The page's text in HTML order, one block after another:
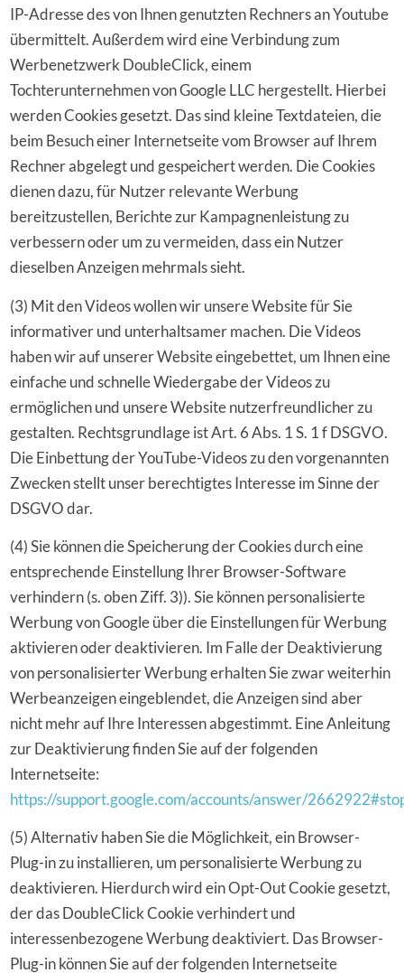
IP-Adresse des von Ihnen genutzten Rechners an Youtube
übermittelt. Außerdem wird eine Verbindung zum
Werbenetzwerk DoubleClick, einem
Tochterunternehmen von Google LLC hergestellt. Hierbei
werden Cookies gesetzt. Das sind kleine Textdateien, die
beim Besuch einer Internetseite vom Browser auf Ihrem
Rechner abgelegt und gespeichert werden. Die Cookies
dienen dazu, für Nutzer relevante Werbung
bereitzustellen, Berichte zur Kampagnenleistung zu
verbessern oder um zu vermeiden, dass ein Nutzer
dieselben Anzeigen mehrmals sieht.
(3) Mit den Videos wollen wir unsere Website für Sie
informativer und unterhaltsamer machen. Die Videos
haben wir auf unserer Website eingebettet, um Ihnen eine
einfache und schnelle Wiedergabe der Videos zu
ermöglichen und unsere Website nutzerfreundlicher zu
gestalten. Rechtsgrundlage ist Art. 6 Abs. 1 S. 1 f DSGVO.
Die Einbettung der YouTube-Videos zu den vorgenannten
Zwecken stellt unser berechtigtes Interesse im Sinne der
DSGVO dar.
(4) Sie können die Speicherung der Cookies durch eine
entsprechende Einstellung Ihrer Browser-Software
verhindern (s. oben Ziff. 3)). Sie können personalisierte
Werbung von Google über die Einstellungen für Werbung
aktivieren oder deaktivieren. Im Falle der Deaktivierung
von personalisierter Werbung erhalten Sie zwar weiterhin
Werbeanzeigen eingeblendet, die Anzeigen sind aber
nicht mehr auf Ihre Interessen abgestimmt. Eine Anleitung
zur Deaktivierung finden Sie auf der folgenden
Internetseite:
https://support.google.com/accounts/answer/
(5) Alternativ haben Sie die Möglichkeit, ein Browser-
Plug-in zu installieren, um personalisierte Werbung zu
deaktivieren. Hierdurch wird ein Opt-Out Cookie gesetzt,
der das DoubleClick Cookie verhindert und
interessenbezogene Werbung deaktiviert. Das Browser-
Plug-in können Sie auf der folgenden Internetseite